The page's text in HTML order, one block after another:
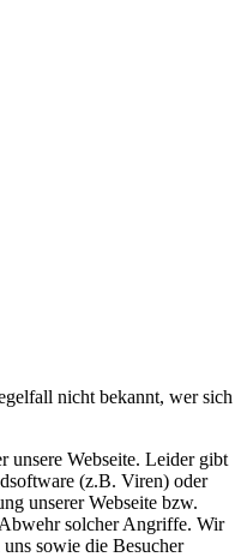
nicht bekannt, wer sich
unsere Webseite. Leider gibt
(z.B. Viren) oder
unserer Webseite bzw.
solcher Angriffe. Wir
sowie die Besucher